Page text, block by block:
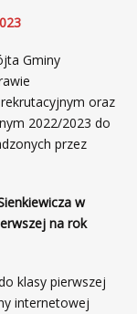
Gminy
oraz
2022/2023 do
przez
w
na rok
klasy pierwszej
internetowej